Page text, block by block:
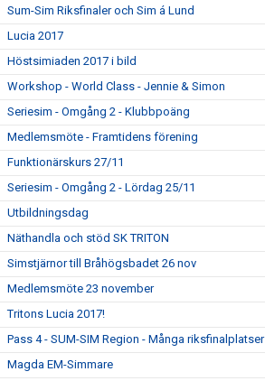
Sum-Sim Riksfinaler och Sim á Lund
Lucia 2017
Höstsimiaden 2017 i bild
Workshop - World Class - Jennie & Simon
Seriesim - Omgång 2 - Klubbpoäng
Medlemsmöte - Framtidens förening
Funktionärskurs 27/11
Seriesim - Omgång 2 - Lördag 25/11
Utbildningsdag
Näthandla och stöd SK TRITON
Simstjärnor till Bråhögsbadet 26 nov
Medlemsmöte 23 november
Tritons Lucia 2017!
Pass 4 - SUM-SIM Region - Många riksfinalplatser
Magda EM-Simmare